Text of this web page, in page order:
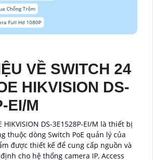
Chống Trộm
Full Hd 1080P
VỀ SWITCH 24
HIKVISION DS-
EI/M
HIKVISION DS-3E1528P-EI/M là thiết bị
thuộc dòng Switch PoE quản lý của
được thiết kế để cung cấp nguồn và
cho hệ thống camera IP, Access